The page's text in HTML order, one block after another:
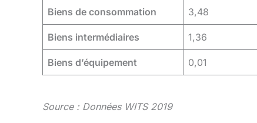
Biens de consommation 3,48
Biens intermédiaires 1,36
Biens d’équipement 0,01
Source : Données WITS 2019